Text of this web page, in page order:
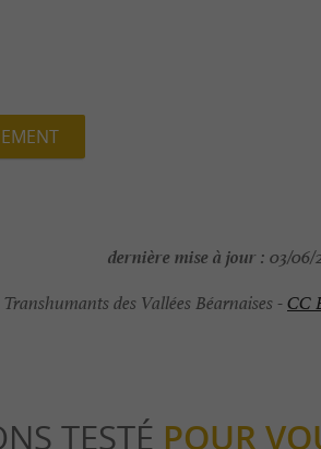
dernière mise à jour : 03/06/
des Vallées Béarnaises -CC
TESTÉ POUR